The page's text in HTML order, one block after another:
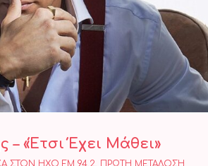
– «Έτσι Έχει Μάθει»
– «Έτσι Έχει Μάθει»
ΣΤΟΝ ΗΧΟ FM 94.2, ΠΡΩΤΗ ΜΕΤΑΔΟΣΗ